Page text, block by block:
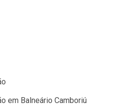
em Balneário Camboriú